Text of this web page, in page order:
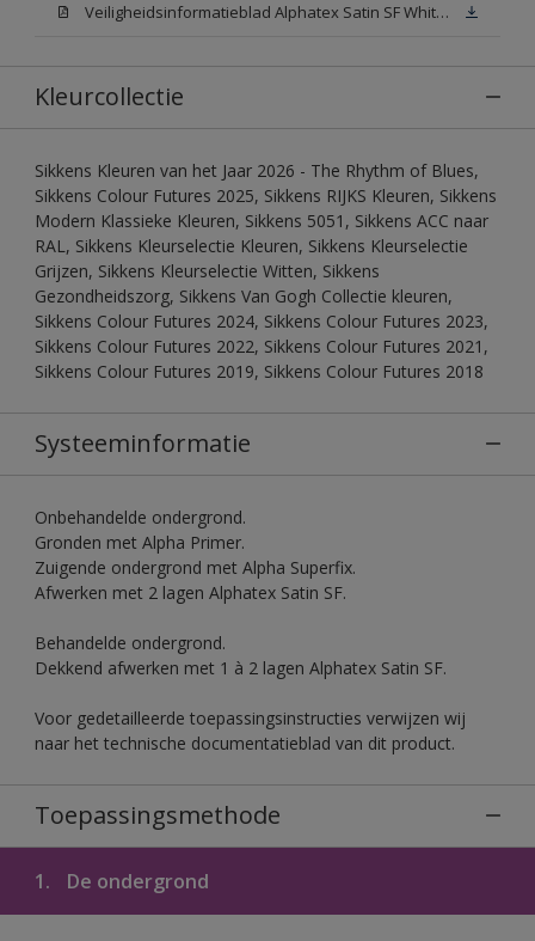
Veiligheidsinformatieblad Alphatex Satin SF White (MSDS)
Kleurcollectie
Sikkens Kleuren van het Jaar 2026 - The Rhythm of Blues,
Sikkens Colour Futures 2025, Sikkens RIJKS Kleuren, Sikkens
Modern Klassieke Kleuren, Sikkens 5051, Sikkens ACC naar
RAL, Sikkens Kleurselectie Kleuren, Sikkens Kleurselectie
Grijzen, Sikkens Kleurselectie Witten, Sikkens
Gezondheidszorg, Sikkens Van Gogh Collectie kleuren,
Sikkens Colour Futures 2024, Sikkens Colour Futures 2023,
Sikkens Colour Futures 2022, Sikkens Colour Futures 2021,
Sikkens Colour Futures 2019, Sikkens Colour Futures 2018
Systeeminformatie
Onbehandelde ondergrond.
Gronden met Alpha Primer.
Zuigende ondergrond met Alpha Superfix.
Afwerken met 2 lagen Alphatex Satin SF.
Behandelde ondergrond.
Dekkend afwerken met 1 à 2 lagen Alphatex Satin SF.
Voor gedetailleerde toepassingsinstructies verwijzen wij
naar het technische documentatieblad van dit product.
Toepassingsmethode
1. De ondergrond